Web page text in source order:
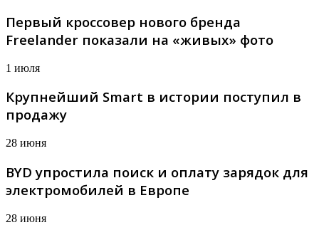
Первый кроссовер нового бренда
Freelander показали на «живых» фото
1 июля
Крупнейший Smart в истории поступил в
продажу
28 июня
BYD упростила поиск и оплату зарядок для
электромобилей в Европе
28 июня